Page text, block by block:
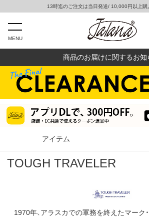
13時迄のご注文は当日発送/ 10,000円以上購
MENU
商品のお届けに関するお知
アイテム
TOUGH TRAVELER
1970年、アラスカでの軍務を終えたマーク